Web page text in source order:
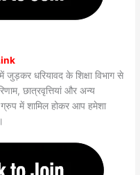
जुड़कर धरियावद के शिक्षा विभाग से
छात्रवृत्तियां और अन्य
में शामिल होकर आप हमेशा